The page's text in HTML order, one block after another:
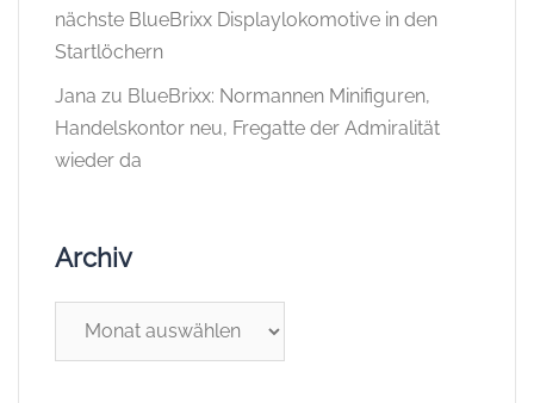
nächste BlueBrixx Displaylokomotive in den
Startlöchern
Jana zu BlueBrixx: Normannen Minifiguren,
Handelskontor neu, Fregatte der Admiralität
wieder da
Archiv